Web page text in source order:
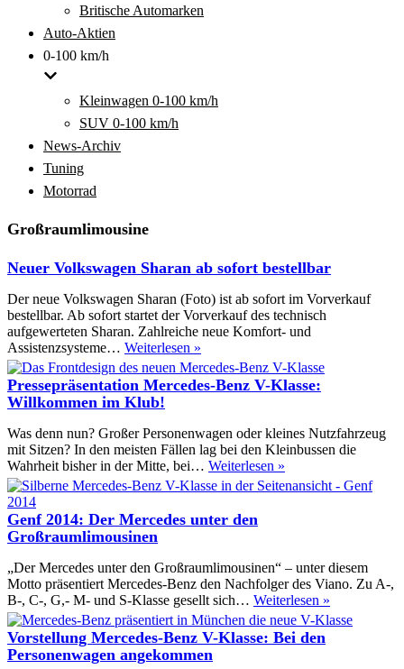
Britische Automarken
Auto-Aktien
0-100 km/h
Kleinwagen 0-100 km/h
SUV 0-100 km/h
News-Archiv
Tuning
Motorrad
Großraumlimousine
Neuer Volkswagen Sharan ab sofort bestellbar
Der neue Volkswagen Sharan (Foto) ist ab sofort im Vorverkauf
bestellbar. Ab sofort startet der Vorverkauf des technisch
aufgewerteten Sharan. Zahlreiche neue Komfort- und
Assistenzsysteme… Weiterlesen »
Volkswagen
Sharan
ab
bestellbar
Pressepräsentation Mercedes-Benz V-Klasse:
Willkommen im Klub!
Was denn nun? Großer Personenwagen oder kleines Nutzfahrzeug
mit Sitzen? In den meisten Fällen lag bei den Kleinbussen die
Wahrheit bisher in der Mitte, bei… Weiterlesen »
Mercedes-
Benz
im
Klub!
Genf 2014: Der Mercedes unter den
Großraumlimousinen
„Der Mercedes unter den Großraumlimousinen“ – unter diesem
Motto präsentiert Mercedes-Benz den Nachfolger des Viano. Zu A-,
B-, C-, G,- M- und S-Klasse gesellt sich… Weiterlesen »
2014:
Der
Vorstellung Mercedes-Benz V-Klasse: Bei den
Personenwagen angekommen